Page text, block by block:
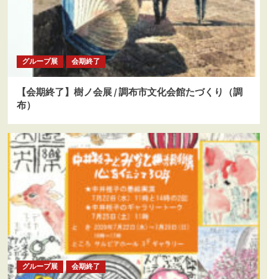
グループ展 会期終了
【会期終了】樹ノ会展 / 調布市文化会館たづくり（調
布）
グループ展 会期終了